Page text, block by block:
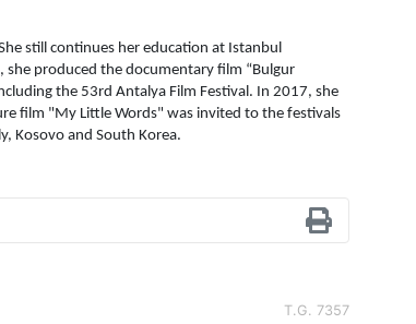
still continues her education at Istanbul
produced the documentary film “Bulgur
the 53rd Antalya Film Festival. In 2017, she
film "My Little Words" was invited to the festivals
Kosovo and South Korea.
T.G. 7357